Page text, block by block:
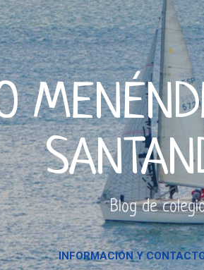
Ir al contenido
Blog de
INFORMACIÓN Y